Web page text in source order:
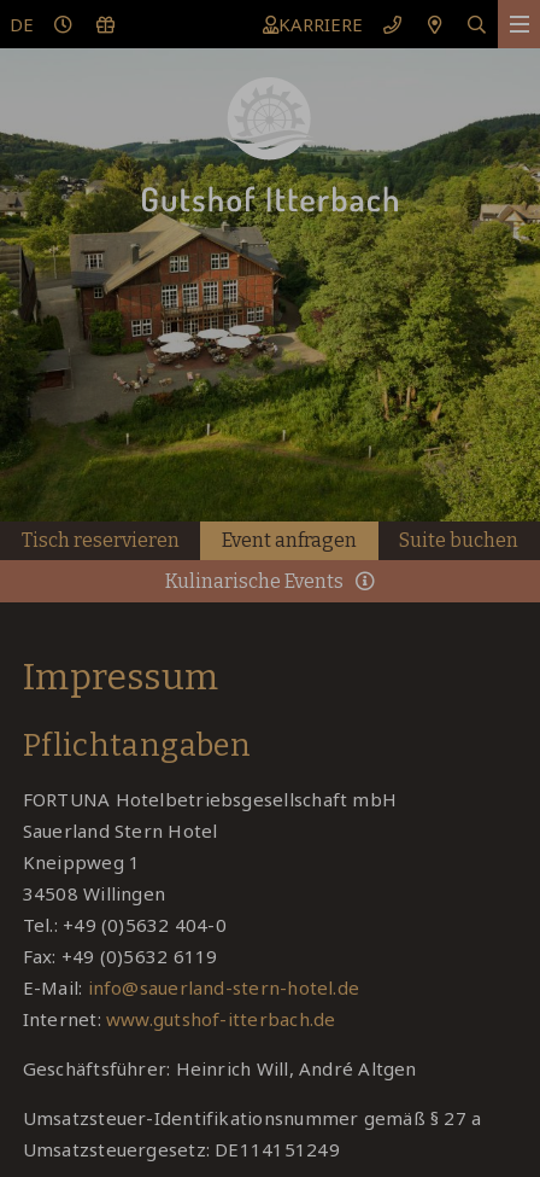
DE KARRIERE
Tisch reservieren Event anfragen
Suite buchen
Kulinarische Events
Impressum
Pflichtangaben
FORTUNA Hotelbetriebsgesellschaft mbH
Sauerland Stern Hotel
Kneippweg 1
34508 Willingen
Tel.: +49 (0)5632 404-0
Fax: +49 (0)5632 6119
E-Mail: info@sauerland-stern-hotel.de
Internet: www.gutshof-itterbach.de
Geschäftsführer: Heinrich Will, André Altgen
Umsatzsteuer-Identifikationsnummer gemäß § 27 a
Umsatzsteuergesetz: DE114151249